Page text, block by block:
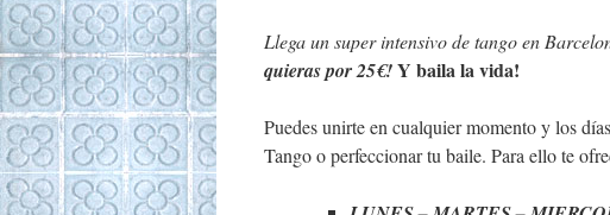
Llega un super intensivo de tango en
quieras por 25€!Y baila la vida!
Puedes unirte en cualquier momento y los
Tango o perfeccionar tu baile. Para ello te